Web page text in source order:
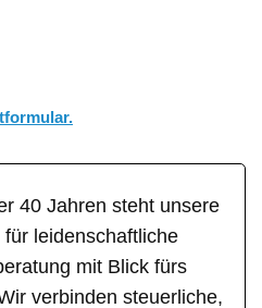
40 Jahren steht unsere
für leidenschaftliche
mit Blick fürs
verbinden steuerliche,